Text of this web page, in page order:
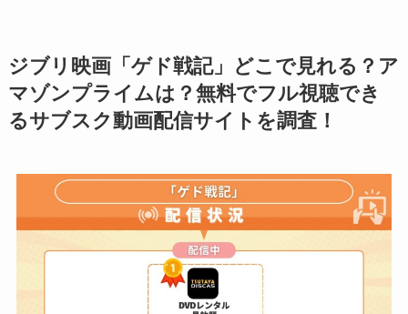
ジブリ映画「ゲド戦記」どこで見れる？ア
マゾンプライムは？無料でフル視聴でき
るサブスク動画配信サイトを調査！